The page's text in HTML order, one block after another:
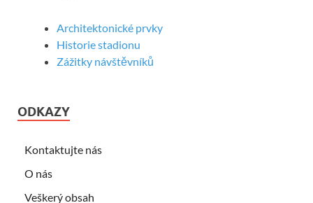
Architektonické prvky
Historie stadionu
Zážitky návštěvníků
ODKAZY
Kontaktujte nás
O nás
Veškerý obsah